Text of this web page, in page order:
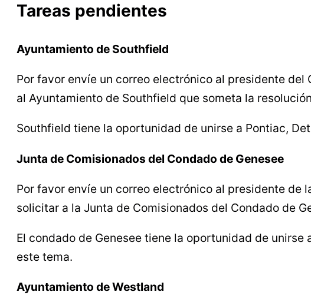
Tareas pendientes
Ayuntamiento de Southfield
Por favor envíe un correo electrónico al presidente
al Ayuntamiento de Southfield que someta la
Southfield tiene la oportunidad de unirse a Pontiac,
Junta de Comisionados del Condado de Genesee
Por favor envíe un correo electrónico al presidente de
solicitar a la Junta de Comisionados del Condado de
El condado de Genesee tiene la oportunidad de
este tema.
Ayuntamiento de Westland